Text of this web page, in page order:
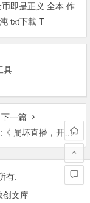
币即是正义 全本 作
txt下載 T
具
下一篇
放芽衣家暴视频》 作者：懒惰的大猫 1-499 XT下载 T
有.
创文库